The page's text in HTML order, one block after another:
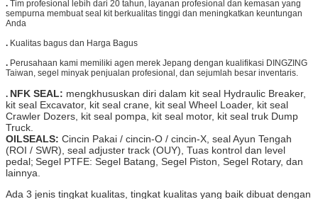
. Tim profesional lebih dari 20 tahun, layanan profesional dan kemasan yang
sempurna membuat seal kit berkualitas tinggi dan meningkatkan keuntungan
Anda
. Kualitas bagus dan Harga Bagus
. Perusahaan kami memiliki agen merek Jepang dengan kualifikasi DINGZING
Taiwan, segel minyak penjualan profesional, dan sejumlah besar inventaris.
. NFK SEAL: mengkhususkan diri dalam kit seal Hydraulic Breaker,
kit seal Excavator, kit seal crane, kit seal Wheel Loader, kit seal
Crawler Dozers, kit seal pompa, kit seal motor, kit seal truk Dump
Truck.
OILSEALS: Cincin Pakai / cincin-O / cincin-X, seal Ayun Tengah
(ROI / SWR), seal adjuster track (OUY), Tuas kontrol dan level
pedal; Segel PTFE: Segel Batang, Segel Piston, Segel Rotary, dan
lainnya.
Ada 3 jenis tingkat kualitas, tingkat kualitas yang baik dibuat dengan